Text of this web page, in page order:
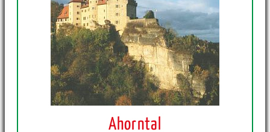
Ahorntal